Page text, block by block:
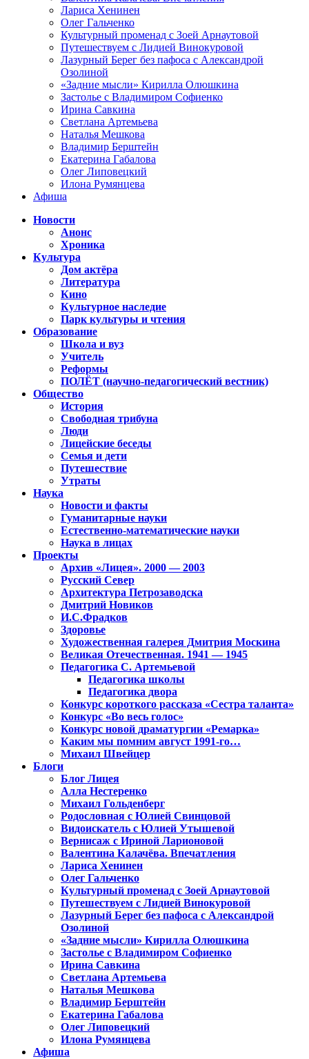
Лариса Хенинен
Олег Гальченко
Культурный променад с Зоей Арнаутовой
Путешествуем с Лидией Винокуровой
Лазурный Берег без пафоса с Александрой
Озолиной
«Задние мысли» Кирилла Олюшкина
Застолье с Владимиром Софиенко
Ирина Савкина
Светлана Артемьева
Наталья Мешкова
Владимир Берштейн
Екатерина Габалова
Олег Липовецкий
Илона Румянцева
Афиша
Новости
Анонс
Хроника
Культура
Дом актёра
Литература
Кино
Культурное наследие
Парк культуры и чтения
Образование
Школа и вуз
Учитель
Реформы
ПОЛЁТ (научно-педагогический вестник)
Общество
История
Свободная трибуна
Люди
Лицейские беседы
Семья и дети
Путешествие
Утраты
Наука
Новости и факты
Гуманитарные науки
Естественно-математические науки
Наука в лицах
Проекты
Архив «Лицея». 2000 — 2003
Русский Север
Архитектура Петрозаводска
Дмитрий Новиков
И.С.Фрадков
Здоровье
Художественная галерея Дмитрия Москина
Великая Отечественная. 1941 — 1945
Педагогика С. Артемьевой
Педагогика школы
Педагогика двора
Конкурс короткого рассказа «Сестра таланта»
Конкурс «Во весь голос»
Конкурс новой драматургии «Ремарка»
Каким мы помним август 1991-го…
Михаил Швейцер
Блоги
Блог Лицея
Алла Нестеренко
Михаил Гольденберг
Родословная с Юлией Свинцовой
Видоискатель с Юлией Утышевой
Вернисаж с Ириной Ларионовой
Валентина Калачёва. Впечатления
Лариса Хенинен
Олег Гальченко
Культурный променад с Зоей Арнаутовой
Путешествуем с Лидией Винокуровой
Лазурный Берег без пафоса с Александрой
Озолиной
«Задние мысли» Кирилла Олюшкина
Застолье с Владимиром Софиенко
Ирина Савкина
Светлана Артемьева
Наталья Мешкова
Владимир Берштейн
Екатерина Габалова
Олег Липовецкий
Илона Румянцева
Афиша